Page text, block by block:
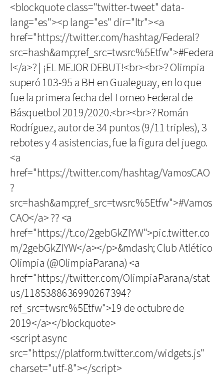
<blockquote class="twitter-tweet" data-
lang="es"><p lang="es" dir="ltr"><a
href="https://twitter.com/hashtag/Federal?
src=hash&amp;ref_src=twsrc%5Etfw">#Federa
l</a>? | ¡EL MEJOR DEBUT!<br><br>? Olimpia
superó 103-95 a BH en Gualeguay, en lo que
fue la primera fecha del Torneo Federal de
Básquetbol 2019/2020.<br><br>? Román
Rodríguez, autor de 34 puntos (9/11 triples), 3
rebotes y 4 asistencias, fue la figura del juego.
<a
href="https://twitter.com/hashtag/VamosCAO
?
src=hash&amp;ref_src=twsrc%5Etfw">#Vamos
CAO</a> ?? <a
href="https://t.co/2gebGkZIYW">pic.twitter.co
m/2gebGkZIYW</a></p>&mdash; Club Atlético
Olimpia (@OlimpiaParana) <a
href="https://twitter.com/OlimpiaParana/stat
us/1185388636990267394?
ref_src=twsrc%5Etfw">19 de octubre de
2019</a></blockquote>
<script async
src="https://platform.twitter.com/widgets.js"
charset="utf-8"></script>